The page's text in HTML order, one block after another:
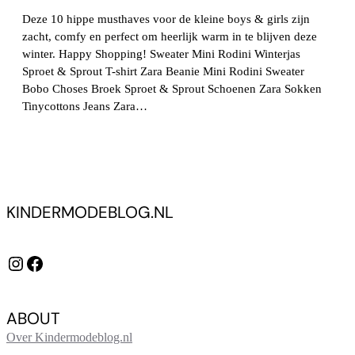
Deze 10 hippe musthaves voor de kleine boys & girls zijn
zacht, comfy en perfect om heerlijk warm in te blijven deze
winter. Happy Shopping! Sweater Mini Rodini Winterjas
Sproet & Sprout T-shirt Zara Beanie Mini Rodini Sweater
Bobo Choses Broek Sproet & Sprout Schoenen Zara Sokken
Tinycottons Jeans Zara…
KINDERMODEBLOG.NL
Instagram Facebook
ABOUT
Over Kindermodeblog.nl